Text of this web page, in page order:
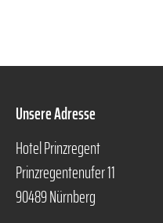
Unsere Adresse
Hotel Prinzregent
Prinzregentenufer 11
90489 Nürnberg